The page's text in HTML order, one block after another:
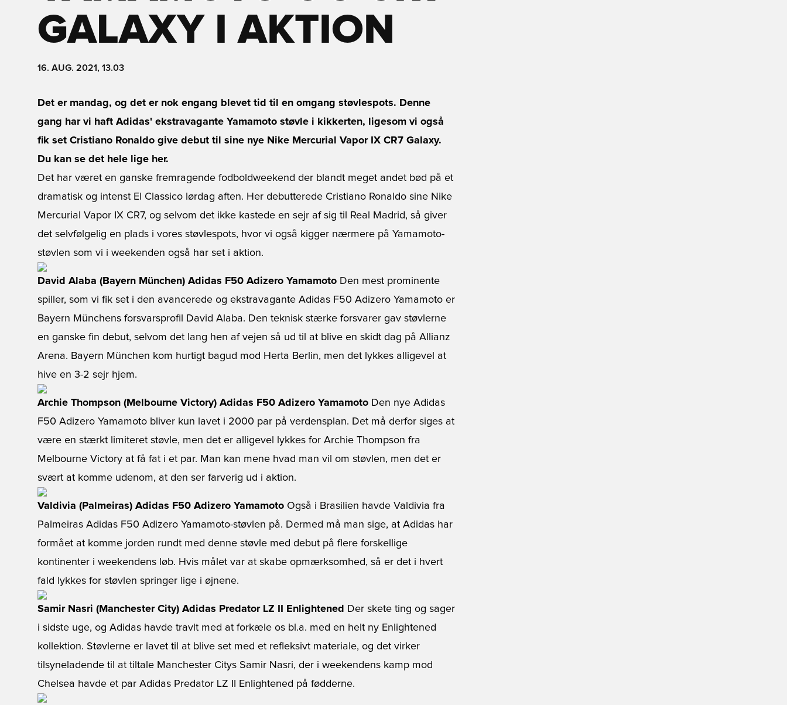
GALAXY I AKTION
16. AUG. 2021, 13.03
Det er mandag, og det er nok engang blevet tid til en omgang støvlespots. Denne
gang har vi haft Adidas' ekstravagante Yamamoto støvle i kikkerten, ligesom vi også
fik set Cristiano Ronaldo give debut til sine nye Nike Mercurial Vapor IX CR7 Galaxy.
Du kan se det hele lige her.
Det har været en ganske fremragende fodboldweekend der blandt meget andet bød på et
dramatisk og intenst El Classico lørdag aften. Her debutterede Cristiano Ronaldo sine Nike
Mercurial Vapor IX CR7, og selvom det ikke kastede en sejr af sig til Real Madrid, så giver
det selvfølgelig en plads i vores støvlespots, hvor vi også kigger nærmere på Yamamoto-
støvlen som vi i weekenden også har set i aktion.
David Alaba (Bayern München) Adidas F50 Adizero Yamamoto Den mest prominente
spiller, som vi fik set i den avancerede og ekstravagante Adidas F50 Adizero Yamamoto er
Bayern Münchens forsvarsprofil David Alaba. Den teknisk stærke forsvarer gav støvlerne
en ganske fin debut, selvom det lang hen af vejen så ud til at blive en skidt dag på Allianz
Arena. Bayern München kom hurtigt bagud mod Herta Berlin, men det lykkes alligevel at
hive en 3-2 sejr hjem.
Archie Thompson (Melbourne Victory) Adidas F50 Adizero Yamamoto Den nye Adidas
F50 Adizero Yamamoto bliver kun lavet i 2000 par på verdensplan. Det må derfor siges at
være en stærkt limiteret støvle, men det er alligevel lykkes for Archie Thompson fra
Melbourne Victory at få fat i et par. Man kan mene hvad man vil om støvlen, men det er
svært at komme udenom, at den ser farverig ud i aktion.
Valdivia (Palmeiras) Adidas F50 Adizero Yamamoto Også i Brasilien havde Valdivia fra
Palmeiras Adidas F50 Adizero Yamamoto-støvlen på. Dermed må man sige, at Adidas har
formået at komme jorden rundt med denne støvle med debut på flere forskellige
kontinenter i weekendens løb. Hvis målet var at skabe opmærksomhed, så er det i hvert
fald lykkes for støvlen springer lige i øjnene.
Samir Nasri (Manchester City) Adidas Predator LZ II Enlightened Der skete ting og sager
i sidste uge, og Adidas havde travlt med at forkæle os bl.a. med en helt ny Enlightened
kollektion. Støvlerne er lavet til at blive set med et refleksivt materiale, og det virker
tilsyneladende til at tiltale Manchester Citys Samir Nasri, der i weekendens kamp mod
Chelsea havde et par Adidas Predator LZ II Enlightened på fødderne.